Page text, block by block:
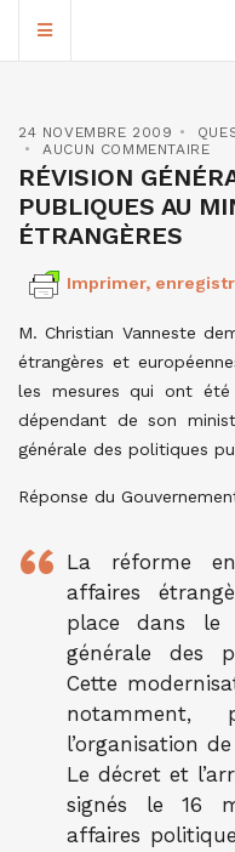
24 NOVEMBRE 2009
AUCUN COMMENTAIRE
RÉVISION
PUBLIQUES AU
ÉTRANGÈRES
Imprimer,
M. Christian Vanneste
étrangères et
les mesures qui ont été
dépendant de son
générale des politiques
Réponse du
La réforme
affaires
place dans le
générale des
Cette
l’organisation
Le décret et
signés le 16
affaires